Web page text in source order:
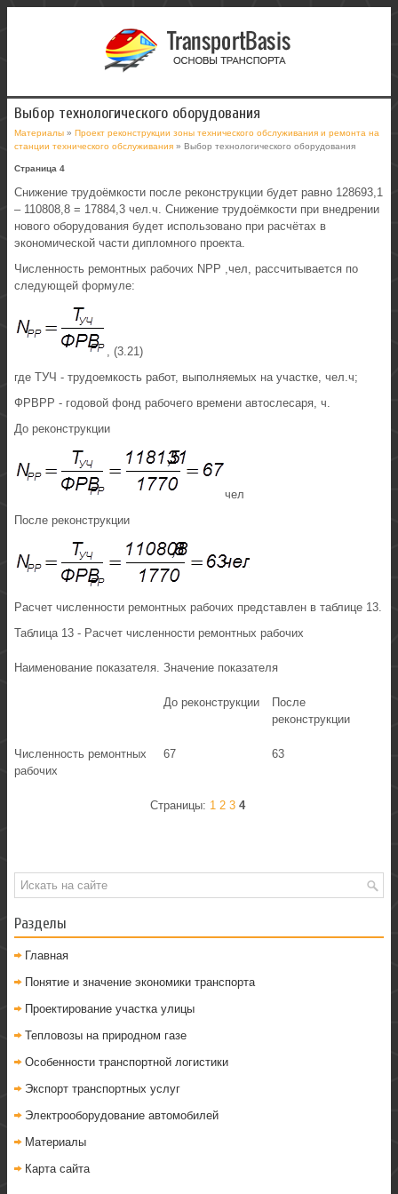
Выбор технологического оборудования
Материалы » Проект реконструкции зоны технического обслуживания и ремонта на
станции технического обслуживания » Выбор технологического оборудования
Страница 4
Снижение трудоёмкости после реконструкции будет равно 128693,1
– 110808,8 = 17884,3 чел.ч. Снижение трудоёмкости при внедрении
нового оборудования будет использовано при расчётах в
экономической части дипломного проекта.
Численность ремонтных рабочих NРР ,чел, рассчитывается по
следующей формуле:
, (3.21)
где ТУЧ - трудоемкость работ, выполняемых на участке, чел.ч;
ФРВРР - годовой фонд рабочего времени автослесаря, ч.
До реконструкции
чел
После реконструкции
Расчет численности ремонтных рабочих представлен в таблице 13.
Таблица 13 - Расчет численности ремонтных рабочих
Наименование показателя. Значение показателя
До реконструкции
После
реконструкции
Численность ремонтных
рабочих
67 63
Страницы: 1 2 3 4
Разделы
Главная
Понятие и значение экономики транспорта
Проектирование участка улицы
Тепловозы на природном газе
Особенности транспортной логистики
Экспорт транспортных услуг
Электрооборудование автомобилей
Материалы
Карта сайта